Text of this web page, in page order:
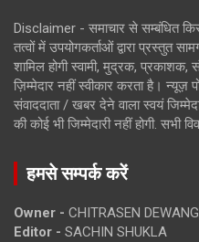
Disclaimer - समाचार से सम्बंधित
तत्वों में उपयोगकर्ताओं द्वारा प्रस्तुत
शामिल होगी स्वामी, मुद्रक,
ज़िम्मेदार नहीं स्वीकार करता है। न्यूज़
संवाददाता / खबर देने वाला स्वयं
की कोई भी जिम्मेदारी नहीं होगी. सभी
हमसे सम्पर्क करें
Owner - CHITRASEN
Editor - SACHIN SHUKLA